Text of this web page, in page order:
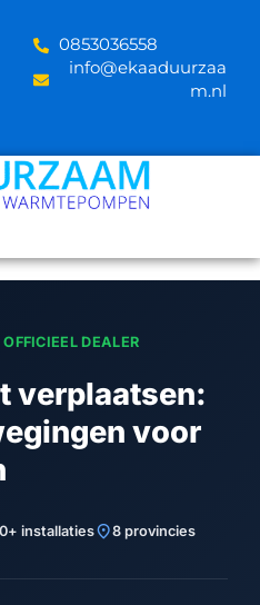
‪0853036558
info@ekaaduurzaa
m.nl
DEALER
verplaatsen:
voor
installatieslocation_on8 provincies